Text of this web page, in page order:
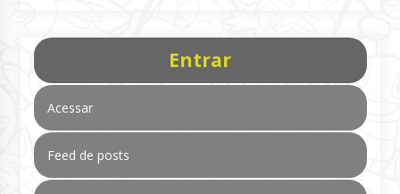
Entrar
Acessar
Feed de posts